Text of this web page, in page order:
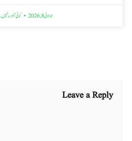
جولائی 8, 2026 کوئی تبصرہ
Leave a Reply